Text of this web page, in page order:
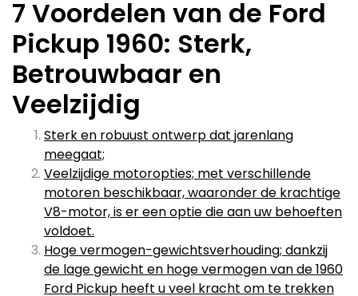
7 Voordelen van de Ford
Pickup 1960: Sterk,
Betrouwbaar en
Veelzijdig
Sterk en robuust ontwerp dat jarenlang
meegaat;
Veelzijdige motoropties; met verschillende
motoren beschikbaar, waaronder de krachtige
V8-motor, is er een optie die aan uw behoeften
voldoet.
Hoge vermogen-gewichtsverhouding; dankzij
de lage gewicht en hoge vermogen van de 1960
Ford Pickup heeft u veel kracht om te trekken